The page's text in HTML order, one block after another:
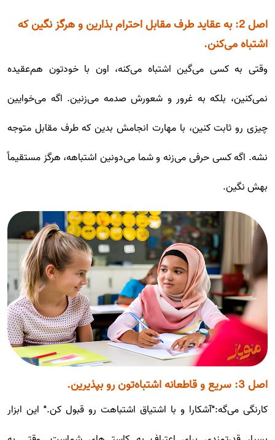
اصل 2: ​​به عقاید طرف مقابل احترام بذارین و هرگز نگین که
اشتباه می‌کنن.
وقتی به کسی می‌گین اشتباه می‌کنه، اون با خودتون هم‌عقیده
نمی‌کنین، بلکه به غرور و شعورش صدمه می‌زنین. اگه می‌خوایین
چیزی رو ثابت کنین، با مهارت انجامش بدین که طرف مقابل متوجه
نشه. اگه کسی حرفی می‌زنه و شما می‌دونین اشتباهه، هرگز مستقیماً
بهش نگین.
اصل 3: سریع و قاطعانه اشتباه‌تون رو بپذیرین.
کارنگی می‌گه:"آشکارا و با اشتیاق اشتباهت رو قبول کن." این ابزار